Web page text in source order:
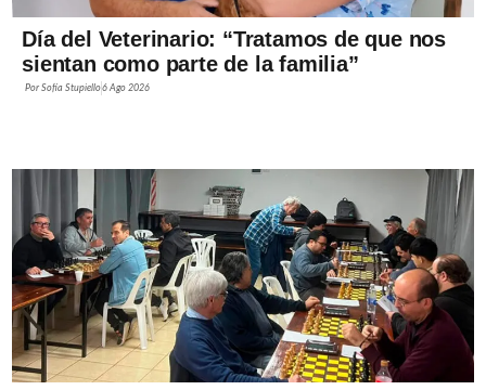
Día del Veterinario: “Tratamos de que nos
sientan como parte de la familia”
PorSofía Stupiello6 Ago 2026